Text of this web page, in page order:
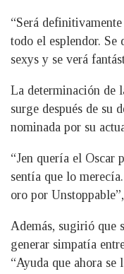
“Será
todo el esplendor. Se
sexys y se verá
La determinación de
surge después de su
nominada por su
“Jen quería el Oscar
sentía que lo
oro por
Además, sugirió que
generar simpatía
“Ayuda que ahora